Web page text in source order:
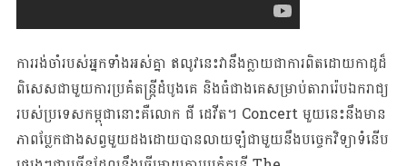
ការរង់ចាំរបស់អ្នកទាំងអស់គ្នា ឥលូវនេះវានឹងក្លាយជាការពិតដោយកាដូដ៏
ពិសេសជាមួយការប្រគំតន្រ្តីដំបូងគេ និងធំជាងគេសម្រាប់តារារ៉េបឯករាជ្យ
របស់ប្រទេសកម្ពុជានោះគឺលោក ជី ដេវីត។ Concert មួយនេះនឹងមាន
ភាពប្លែកជាងសព្វមួយដងដោយបានលាយឡំជាមួយនឹងបច្ចេកវិទ្យាទំ​​​​​​នើប